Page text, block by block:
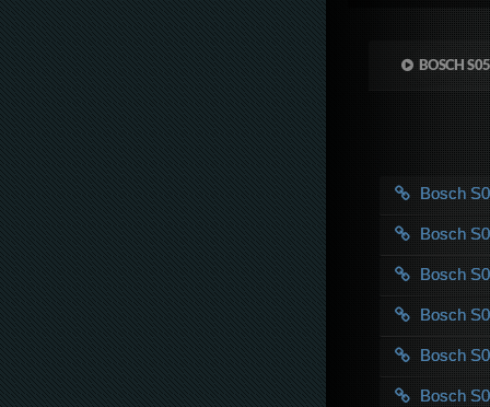
BOSCH
Bosch
Bosch
Bosch
Bosch
Bosch
Bosch